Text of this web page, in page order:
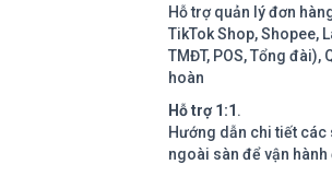
Hỗ trợ quản lý đơn
TikTok Shop, Shopee,
TMĐT, POS, Tổng đài),
hoàn
Hỗ trợ 1:1 .
Hướng dẫn chi tiết các
ngoài sàn để vận